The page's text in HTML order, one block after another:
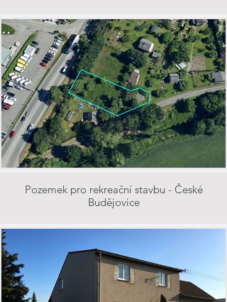
Pozemek pro rekreační stavbu - České
Budějovice